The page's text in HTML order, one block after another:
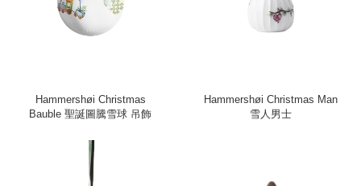
Hammershøi Christmas
Bauble 聖誕圖騰雪球 吊飾
Hammershøi Christmas Man
雪人男士